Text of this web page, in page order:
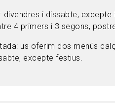
divendres i dissabte,
4 primers i 3 segons,
us oferim dos menús
excepte festius.